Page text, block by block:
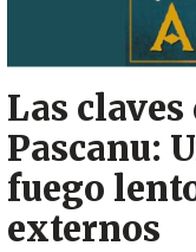
Las
Pascanu:
fuego
externos